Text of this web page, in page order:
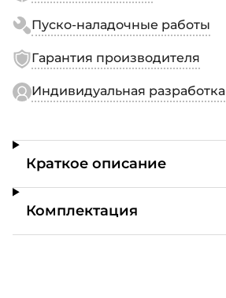
Пуско-наладочные работы
Гарантия производителя
Индивидуальная разработка
Краткое описание
Комплектация